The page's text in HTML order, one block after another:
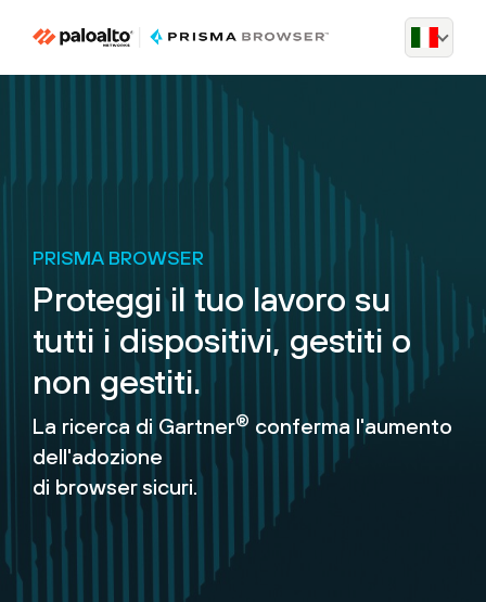
PRISMA BROWSER
Proteggi il tuo lavoro su
tutti i dispositivi, gestiti o
non gestiti.
La ricerca di Gartner® conferma l'aumento
dell'adozione
di browser sicuri.